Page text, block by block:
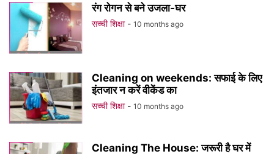
रंग रोगन से बने उजला-घर
सच्ची शिक्षा - 10 months ago
Cleaning on weekends: सफाई के लिए
इंतजार न करें वीकेंड का
सच्ची शिक्षा - 10 months ago
Cleaning The House: जरूरी है घर में